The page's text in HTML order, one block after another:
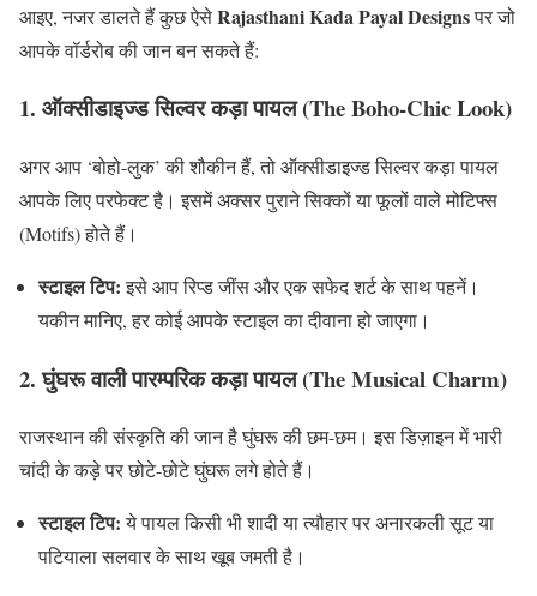
आइए, नजर डालते हैं कुछ ऐसेRajasthani Kada Payal Designsपर जो
आपके वॉर्डरोब की जान बन सकते हैं:
1. ऑक्सीडाइज्ड सिल्वर कड़ा पायल (The Boho-Chic Look)
अगर आप ‘बोहो-लुक’ की शौकीन हैं, तो ऑक्सीडाइज्ड सिल्वर कड़ा पायल
आपके लिए परफेक्ट है। इसमें अक्सर पुराने सिक्कों या फूलों वाले मोटिफ्स
(Motifs) होते हैं।
स्टाइल टिप:इसे आप रिप्ड जींस और एक सफेद शर्ट के साथ पहनें।
यकीन मानिए, हर कोई आपके स्टाइल का दीवाना हो जाएगा।
2. घुंघरू वाली पारम्परिक कड़ा पायल (The Musical Charm)
राजस्थान की संस्कृति की जान है घुंघरू की छम-छम। इस डिज़ाइन में भारी
चांदी के कड़े पर छोटे-छोटे घुंघरू लगे होते हैं।
स्टाइल टिप:ये पायल किसी भी शादी या त्यौहार पर अनारकली सूट या
पटियाला सलवार के साथ खूब जमती है।